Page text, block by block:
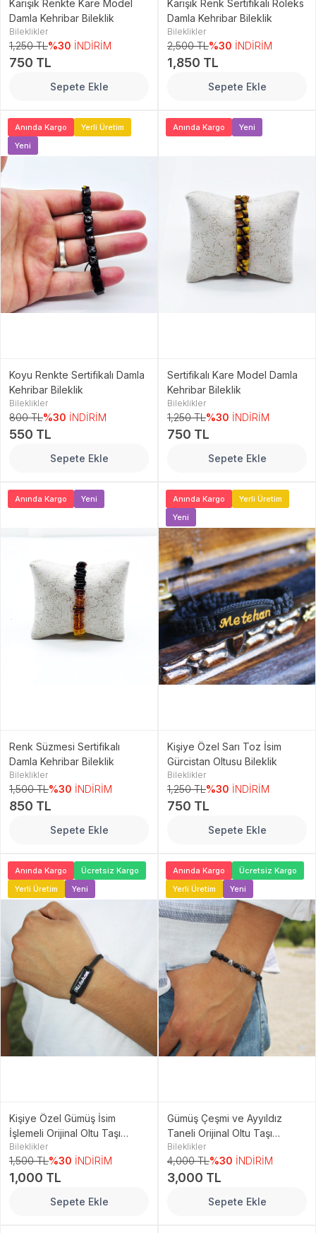
Karışık Renkte Kare Model
Damla Kehribar Bileklik
Bileklikler
1,250 TL%30 İNDİRİM
750 TL
Sepete Ekle
Karışık Renk Sertifikalı Roleks
Damla Kehribar Bileklik
Bileklikler
2,500 TL%30 İNDİRİM
1,850 TL
Sepete Ekle
Anında Kargo
Yerli Üretim
Yeni
Koyu Renkte Sertifikalı Damla
Kehribar Bileklik
Bileklikler
800 TL%30 İNDİRİM
550 TL
Sepete Ekle
Anında Kargo Yeni
Sertifikalı Kare Model Damla
Kehribar Bileklik
Bileklikler
1,250 TL%30 İNDİRİM
750 TL
Sepete Ekle
Anında Kargo Yeni
Renk Süzmesi Sertifikalı
Damla Kehribar Bileklik
Bileklikler
1,500 TL%30 İNDİRİM
850 TL
Sepete Ekle
Anında Kargo
Yerli Üretim
Yeni
Kişiye Özel Sarı Toz İsim
Gürcistan Oltusu Bileklik
Bileklikler
1,250 TL%30 İNDİRİM
750 TL
Sepete Ekle
Anında Kargo
Ücretsiz Kargo
Yerli Üretim
Yeni
Kişiye Özel Gümüş İsim
İşlemeli Orijinal Oltu Taşı
Bileklik
Bileklikler
1,500 TL%30 İNDİRİM
1,000 TL
Sepete Ekle
Anında Kargo
Ücretsiz Kargo
Yerli Üretim
Yeni
Gümüş Çeşmi ve Ayyıldız
Taneli Orijinal Oltu Taşı
Bileklik
Bileklikler
4,000 TL%30 İNDİRİM
3,000 TL
Sepete Ekle